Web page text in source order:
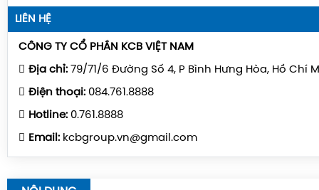
LIÊN HỆ
CÔNG TY CỔ PHẦN KCB VIỆT NAM
Địa chỉ: 79/71/6 Đường Số 4, P Bình Hưng Hòa, Hồ Chí
Điện thoại: 084.761.8888
Hotline: 0.761.8888
Email: kcbgroup.vn@gmail.com